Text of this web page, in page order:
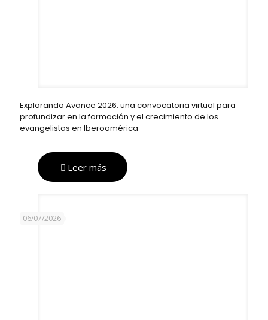
Explorando Avance 2026: una convocatoria virtual para
profundizar en la formación y el crecimiento de los
evangelistas en Iberoamérica
Leer más
06/07/2026